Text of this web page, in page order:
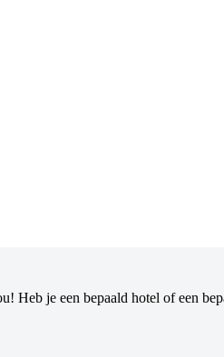
Heb je een bepaald hotel of een